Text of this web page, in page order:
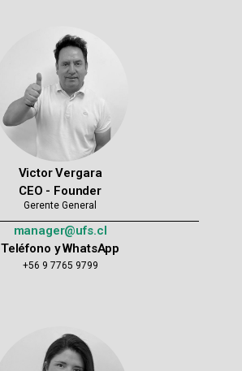
Victor Vergara
CEO - Founder
Gerente General
manager@ufs.cl
Teléfono y WhatsApp
+56 9 7765 9799